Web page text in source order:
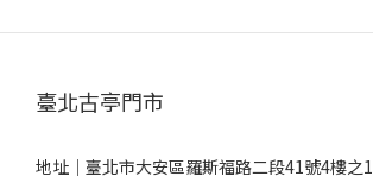
臺北古亭門市
地址｜ 臺北市大安區羅斯福路二段41號4樓之1